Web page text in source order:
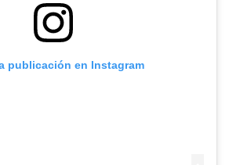
publicación en Instagram